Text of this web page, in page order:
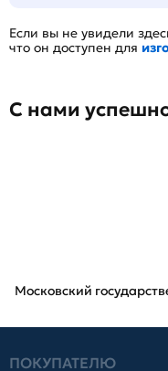
Если вы не увидели
что он доступен для
С нами
Московский
ПОКУПАТЕЛЮ